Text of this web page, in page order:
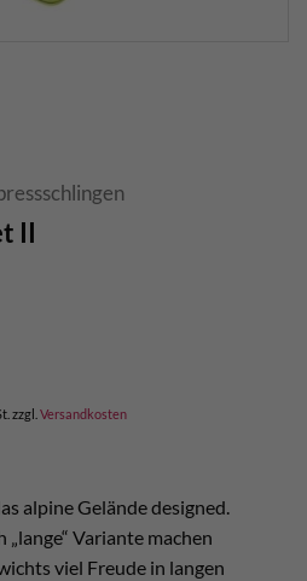
II
zzgl. Versandkosten
alpine Gelände designed.
„lange“ Variante machen
viel Freude in langen